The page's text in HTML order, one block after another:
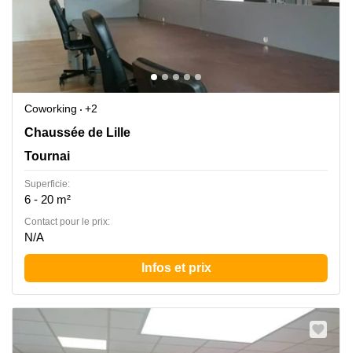
Coworking
+2
Chaussée de Lille 479, TOURNAI – ORCQ, Tournai
Chaussée de Lille
Tournai
Superficie:
6 - 20 m²
Contact pour le prix:
N/A
Infos et prix